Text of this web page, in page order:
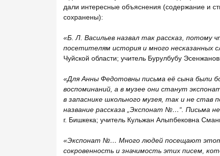
дали интересные объяснения (содержание и
сохранены):
«Б. Л. Васильев назвал так рассказ, потому
посетителям история и много несказанных
Чуйской области; учитель Бурулбубу
«Для Анны Федотовны письма её сына были
воспоминаний, а в музее они станут
в запаснике школьного музея, так и не
название рассказа
„Экспонат №…“. Письма
г. Бишкека; учитель Кульжан Алыпбековна
«Экспонат №… Много людей посещают этот
сокровенность и значимость этих писем,